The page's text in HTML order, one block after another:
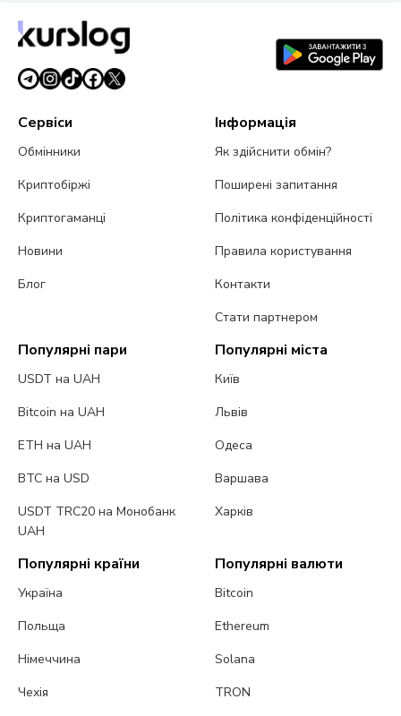
3 серпня 2026 р.4 хв читання
Сервіси
Обмінники
Криптобіржі
Криптогаманці
Новини
Блог
Інформація
Як здійснити обмін?
Поширені запитання
Політика конфіденційності
Правила користування
Контакти
Стати партнером
Популярні пари
USDT на UAH
Bitcoin на UAH
ETH на UAH
BTC на USD
USDT TRC20 на Монобанк
UAH
Популярні міста
Київ
Львів
Одеса
Варшава
Харків
Популярні країни
Україна
Польща
Німеччина
Чехія
Популярні валюти
Bitcoin
Ethereum
Solana
TRON